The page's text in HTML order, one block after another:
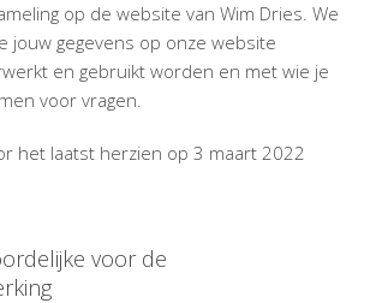
op de website van Wim Dries. We
jouw gegevens op onze website
en gebruikt worden en met wie je
voor vragen.
het laatst herzien op 3 maart 2022
voor de